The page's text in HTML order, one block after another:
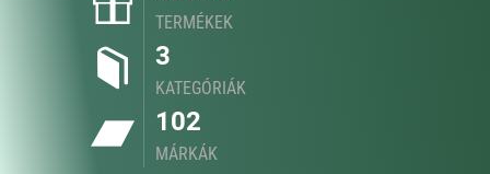
TERMÉKEK
3
KATEGÓRIÁK
102
MÁRKÁK